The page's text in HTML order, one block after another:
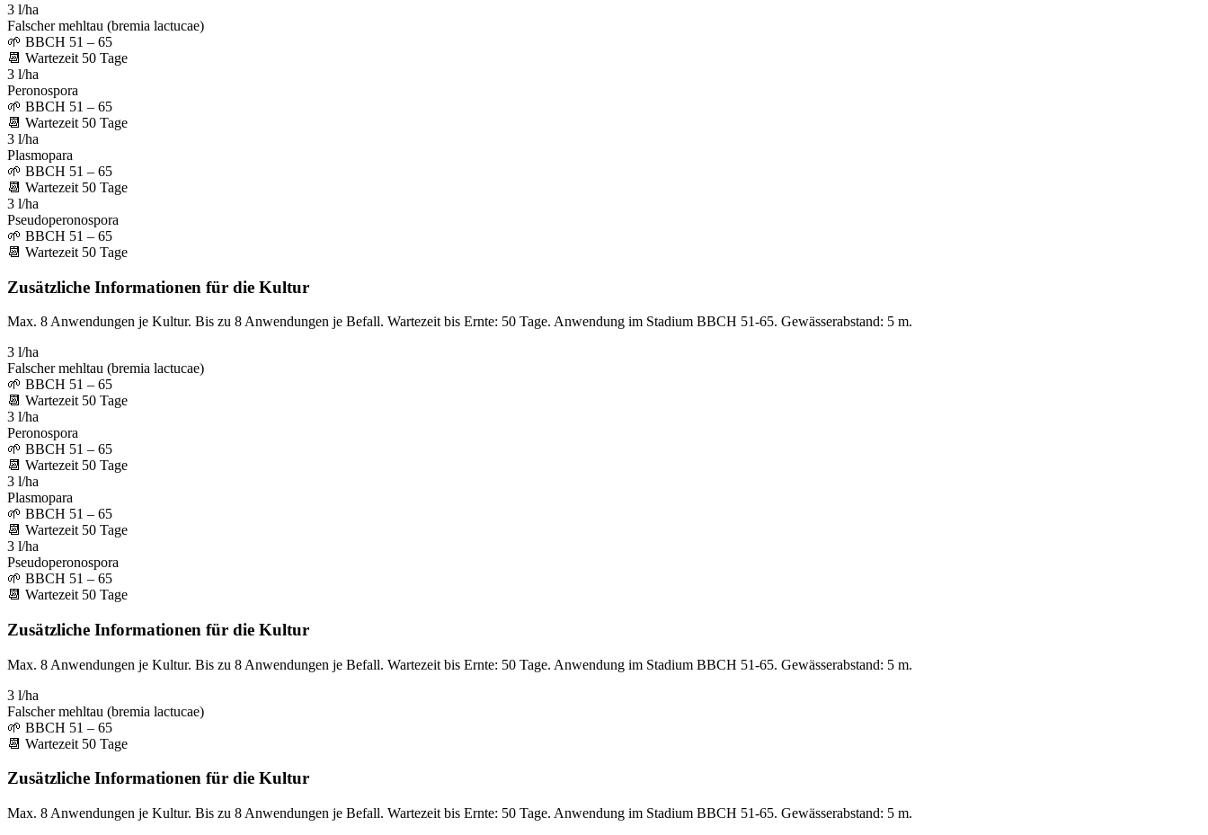
3 l/ha
Falscher mehltau (bremia lactucae)
🌱 BBCH 51 – 65
📆 Wartezeit 50 Tage
3 l/ha
Peronospora
🌱 BBCH 51 – 65
📆 Wartezeit 50 Tage
3 l/ha
Plasmopara
🌱 BBCH 51 – 65
📆 Wartezeit 50 Tage
3 l/ha
Pseudoperonospora
🌱 BBCH 51 – 65
📆 Wartezeit 50 Tage
Zusätzliche Informationen für die Kultur
Max. 8 Anwendungen je Kultur. Bis zu 8 Anwendungen je Befall. Wartezeit bis Ernte: 50 Tage. Anwendung im Stadium BBCH 51-65. Gewässerabstand: 5 m.
3 l/ha
Falscher mehltau (bremia lactucae)
🌱 BBCH 51 – 65
📆 Wartezeit 50 Tage
3 l/ha
Peronospora
🌱 BBCH 51 – 65
📆 Wartezeit 50 Tage
3 l/ha
Plasmopara
🌱 BBCH 51 – 65
📆 Wartezeit 50 Tage
3 l/ha
Pseudoperonospora
🌱 BBCH 51 – 65
📆 Wartezeit 50 Tage
Zusätzliche Informationen für die Kultur
Max. 8 Anwendungen je Kultur. Bis zu 8 Anwendungen je Befall. Wartezeit bis Ernte: 50 Tage. Anwendung im Stadium BBCH 51-65. Gewässerabstand: 5 m.
3 l/ha
Falscher mehltau (bremia lactucae)
🌱 BBCH 51 – 65
📆 Wartezeit 50 Tage
Zusätzliche Informationen für die Kultur
Max. 8 Anwendungen je Kultur. Bis zu 8 Anwendungen je Befall. Wartezeit bis Ernte: 50 Tage. Anwendung im Stadium BBCH 51-65. Gewässerabstand: 5 m.